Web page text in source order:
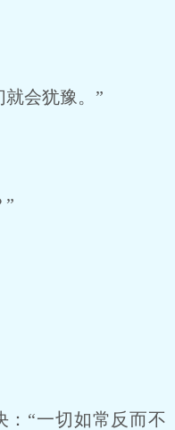
会犹豫。”
”
“一切如常反而不